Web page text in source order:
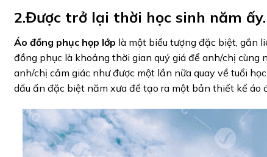
2.Được trở lại thời học sinh năm ấy.
Áo đồng phục họp lớp là một biểu tượng đặc biệt, gắn
đồng phục là khoảng thời gian quý giá để anh/chị cùng
anh/chị cảm giác như được một lần nữa quay về tuổi
dấu ấn đặc biệt năm xưa để tạo ra một bản thiết kế